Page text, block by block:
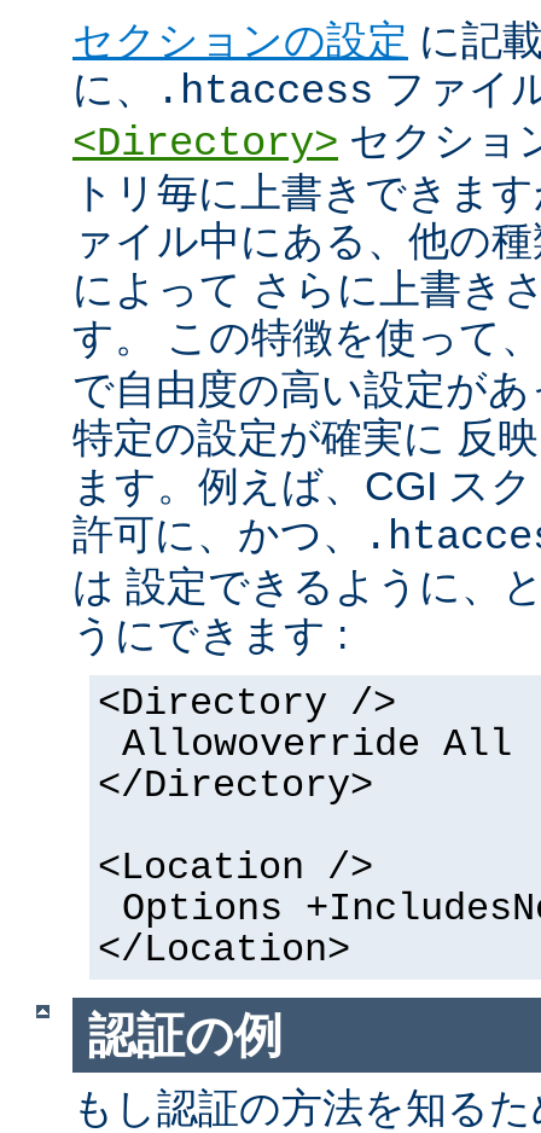
セクションの設定 に記
に、
.htaccess ファイ
<Directory> セクショ
トリ毎に上書きできま
ァイル中にある、他の
によって さらに上書き
す。 この特徴を使って
で自由度の高い設定が
特定の設定が確実に 反
ます。例えば、CGI ス
許可に、かつ、
は 設定できるように、
うにできます :
<Directory />
Allowoverride All
</Directory>
<Location />
Options
</Location>
認証の例
もし認証の方法を知る